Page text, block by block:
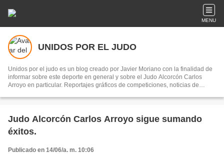
MENU
UNIDOS POR EL JUDO
Unidos por el judo es un blog creado por Javier Moriano con la finalidad de
informar sobre este deporte en general y sobre el Judo Alcorcón Carlos
Arroyo en particular. Reportajes gráficos de competiciones, noticias de
Judo Alcorcón Carlos Arroyo sigue sumando
éxitos.
Publicado en 14/06/a. m. 10:06